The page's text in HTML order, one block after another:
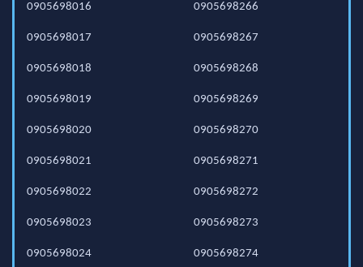
0905698016
0905698017
0905698018
0905698019
0905698020
0905698021
0905698022
0905698023
0905698024
0905698266
0905698267
0905698268
0905698269
0905698270
0905698271
0905698272
0905698273
0905698274